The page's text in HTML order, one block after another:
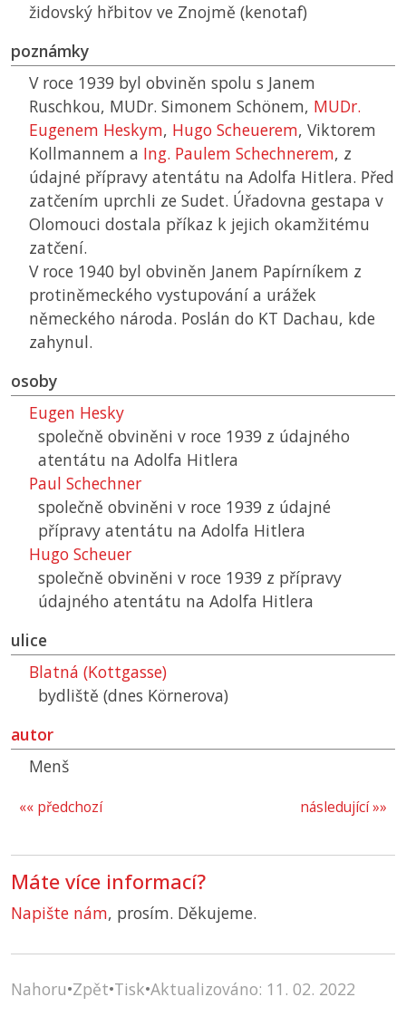
židovský hřbitov ve Znojmě (kenotaf)
poznámky
V roce 1939 byl obviněn spolu s Janem
Ruschkou, MUDr. Simonem Schönem, MUDr.
Eugenem Heskym, Hugo Scheuerem, Viktorem
Kollmannem a Ing. Paulem Schechnerem, z
údajné přípravy atentátu na Adolfa Hitlera. Před
zatčením uprchli ze Sudet. Úřadovna gestapa v
Olomouci dostala příkaz k jejich okamžitému
zatčení.
V roce 1940 byl obviněn Janem Papírníkem z
protiněmeckého vystupování a urážek
německého národa. Poslán do KT Dachau, kde
zahynul.
osoby
Eugen Hesky
společně obviněni v roce 1939 z údajného
atentátu na Adolfa Hitlera
Paul Schechner
společně obviněni v roce 1939 z údajné
přípravy atentátu na Adolfa Hitlera
Hugo Scheuer
společně obviněni v roce 1939 z přípravy
údajného atentátu na Adolfa Hitlera
ulice
Blatná (Kottgasse)
bydliště (dnes Körnerova)
autor
Menš
následující »»
«« předchozí
Máte více informací?
Napište nám, prosím. Děkujeme.
Nahoru•Zpět•Tisk•Aktualizováno: 11. 02. 2022